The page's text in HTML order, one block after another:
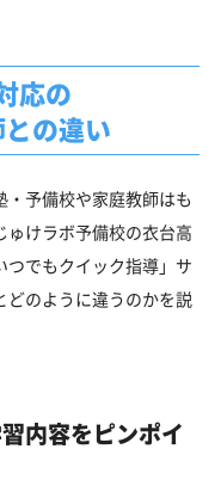
応の
の違い
予備校や家庭教師はも
けラボ予備校の衣台高
でもクイック指導」サ
どのように違うのかを説
内容をピンポイ